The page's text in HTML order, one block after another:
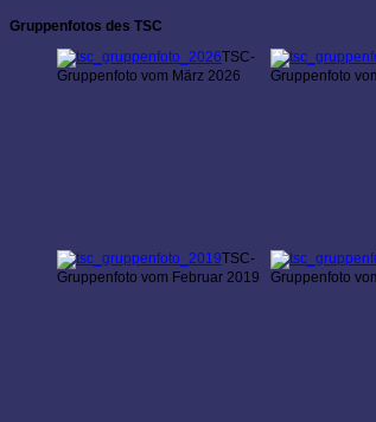
Gruppenfotos des TSC
TSC-
Gruppenfoto vom März 2026
Gruppenfoto
TSC-
Gruppenfoto vom Februar 2019
Gruppenfoto